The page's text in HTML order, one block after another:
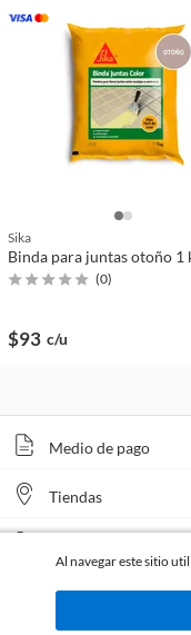
Sika
Binda para juntas otoño 1
(0)
$93 c/u
Medio de pago
Tiendas
Al navegar este sitio